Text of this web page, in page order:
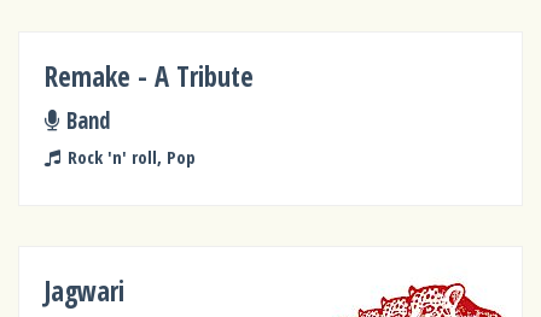
Remake - A Tribute
Band
Rock 'n' roll, Pop
Jagwari